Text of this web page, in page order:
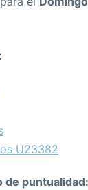
U23382
de puntualidad: